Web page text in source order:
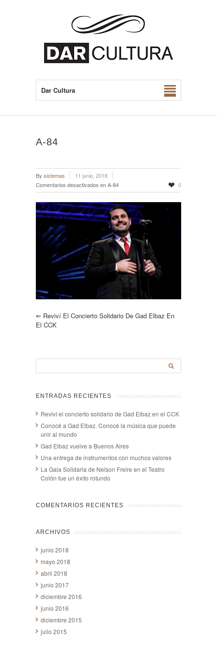
Dar Cultura
A-84
By sistemas
11 junio, 2018
Comentarios desactivados en A-84 0
⇐ Reviví El Concierto Solidario De Gad Elbaz En
El CCK
ENTRADAS RECIENTES
Reviví el concierto solidario de Gad Elbaz en el CCK
Conocé a Gad Elbaz. Conocé la música que puede
unir al mundo
Gad Elbaz vuelve a Buenos Aires
Una entrega de instrumentos con muchos valores
La Gala Solidaria de Nelson Freire en el Teatro
Colón fue un éxito rotundo
COMENTARIOS RECIENTES
ARCHIVOS
junio 2018
mayo 2018
abril 2018
junio 2017
diciembre 2016
junio 2016
diciembre 2015
julio 2015